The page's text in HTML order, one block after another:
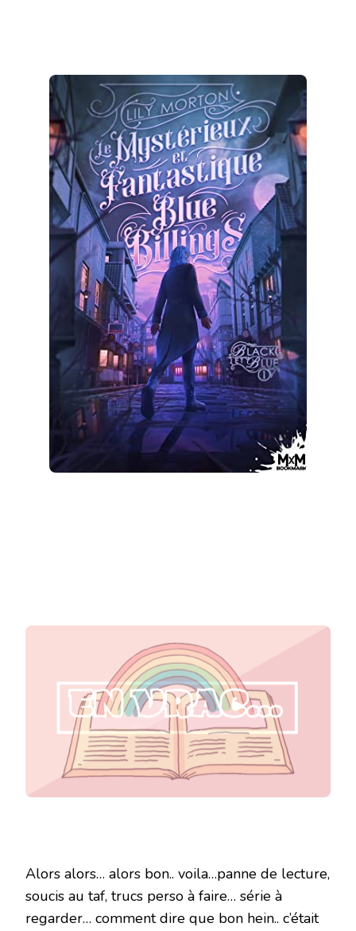
Alors alors… alors bon.. voila…panne de lecture,
soucis au taf, trucs perso à faire… série à
regarder… comment dire que bon hein.. c’était